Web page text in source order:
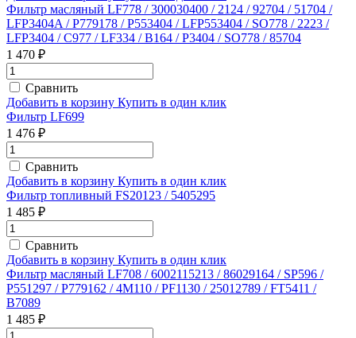
Фильтр масляный LF778 / 300030400 / 2124 / 92704 / 51704 /
LFP3404A / P779178 / P553404 / LFP553404 / SO778 / 2223 /
LFP3404 / C977 / LF334 / B164 / P3404 / SO778 / 85704
1 470 ₽
Сравнить
Добавить в корзину Купить в один клик
Фильтр LF699
1 476 ₽
Сравнить
Добавить в корзину Купить в один клик
Фильтр топливный FS20123 / 5405295
1 485 ₽
Сравнить
Добавить в корзину Купить в один клик
Фильтр масляный LF708 / 6002115213 / 86029164 / SP596 /
P551297 / P779162 / 4M110 / PF1130 / 25012789 / FT5411 /
B7089
1 485 ₽